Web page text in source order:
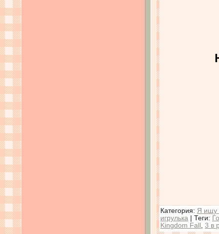
Категория: Я ищу
игрулька | Теги:
Kingdom Fall 3 в